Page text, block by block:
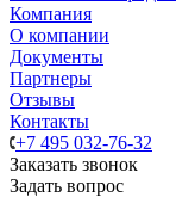
Компания
О компании
Документы
Партнеры
Отзывы
Контакты
+7 495 032-76-32
Заказать звонок
Задать вопрос